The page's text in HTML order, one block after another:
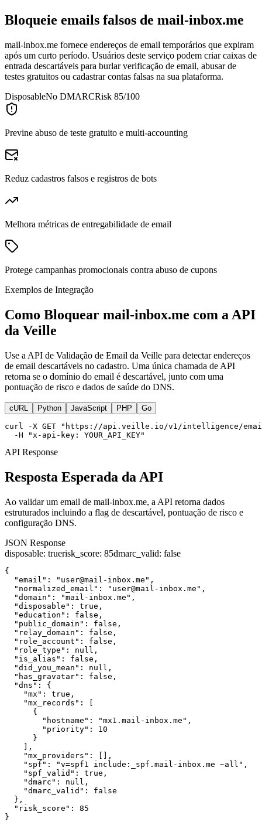
Bloqueie emails falsos de mail-inbox.me
mail-inbox.me fornece endereços de email temporários que expiram
após um curto período. Usuários deste serviço podem criar caixas de
entrada descartáveis para burlar verificação de email, abusar de
testes gratuitos ou cadastrar contas falsas na sua plataforma.
DisposableNo DMARCRisk 85/100
Previne abuso de teste gratuito e multi-accounting
Reduz cadastros falsos e registros de bots
Melhora métricas de entregabilidade de email
Protege campanhas promocionais contra abuso de cupons
Exemplos de Integração
Como Bloquear mail-inbox.me com a API
da Veille
Use a API de Validação de Email da Veille para detectar endereços
de email descartáveis no cadastro. Uma única chamada de API
retorna se o domínio do email é descartável, junto com uma
pontuação de risco e dados de saúde do DNS.
cURL Python JavaScript PHP Go
curl -X GET "https://api.veille.io/v1/intelligence/
  -H "x-api-key: YOUR_API_KEY"
API Response
Resposta Esperada da API
Ao validar um email de mail-inbox.me, a API retorna dados
estruturados incluindo a flag de descartável, pontuação de risco e
configuração DNS.
JSON Response
disposable: truerisk_score: 85dmarc_valid: false
{
  "email": "user@mail-inbox.me",
  "normalized_email": "user@mail-inbox.me",
  "domain": "mail-inbox.me",
  "disposable": true,
  "education": false,
  "public_domain": false,
  "relay_domain": false,
  "role_account": false,
  "role_type": null,
  "is_alias": false,
  "did_you_mean": null,
  "has_gravatar": false,
  "dns": {
    "mx": true,
    "mx_records": [
      {
        "hostname": "mx1.mail-inbox.me",
        "priority": 10
      }
    ],
    "mx_providers": [],
    "spf": "v=spf1 include:_spf.mail-inbox.me ~all",
    "spf_valid": true,
    "dmarc": null,
    "dmarc_valid": false
  },
  "risk_score": 85
}